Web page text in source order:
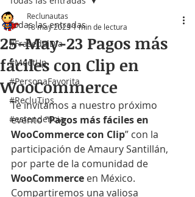
Todas las entradas
#FrasedelDía
#MeetUp
#PersonaFavorita
#RecluTips
#estendencia
25-May-23 Pagos más
fáciles con Clip en
WooCommerce
Reclunautas
18 may 20231 min de lectura
Te invitamos a nuestro próximo
evento “Pagos más fáciles en
WooCommerce con Clip” con la
participación de Amaury Santillán,
por parte de la comunidad de
WooCommerce en México.
Compartiremos una valiosa